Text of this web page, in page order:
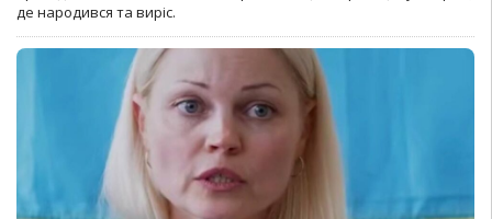
де народився та виріс.